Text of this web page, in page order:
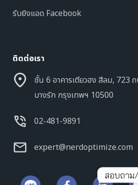
รับยิงแอด Facebook
ติดต่อเรา
ชั้น 6 อาคารเตียวฮง สีลม, 723
บางรัก กรุงเทพฯ 10500
02-481-9891
expert@nerdoptimize.com
สอบถา